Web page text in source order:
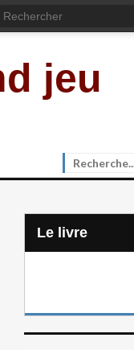
jeu
Le livre